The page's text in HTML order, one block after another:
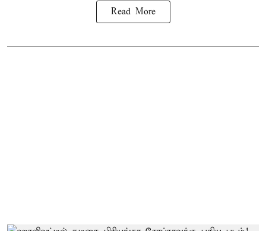
Read More